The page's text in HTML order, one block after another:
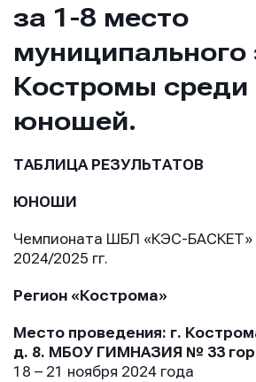
за 1-8 место
муниципального
Костромы
юношей.
ТАБЛИЦА РЕЗУЛЬТАТОВ
ЮНОШИ
Чемпионата ШБЛ «КЭС-БАСКЕТ»
2024/2025 гг.
Регион «Кострома»
Место проведения: г.
д. 8. МБОУ ГИМНАЗИЯ № 33
18 – 21 ноября 2024 года